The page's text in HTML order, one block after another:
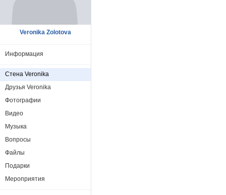
Veronika Zolotova
Информация
Стена Veronika
Друзья Veronika
Фотографии
Видео
Музыка
Вопросы
Файлы
Подарки
Мероприятия